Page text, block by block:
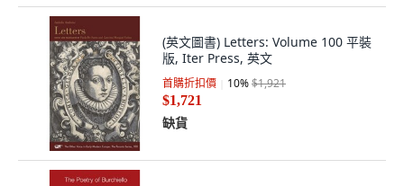
(英文圖書) Letters: Volume 100 平裝
版, Iter Press, 英文
首購折扣價 10%$1,921
$1,721
缺貨